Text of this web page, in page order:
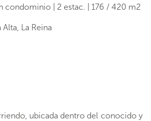
condominio | 2 estac. | 176 / 420 m2
La Reina
ubicada dentro del conocido y